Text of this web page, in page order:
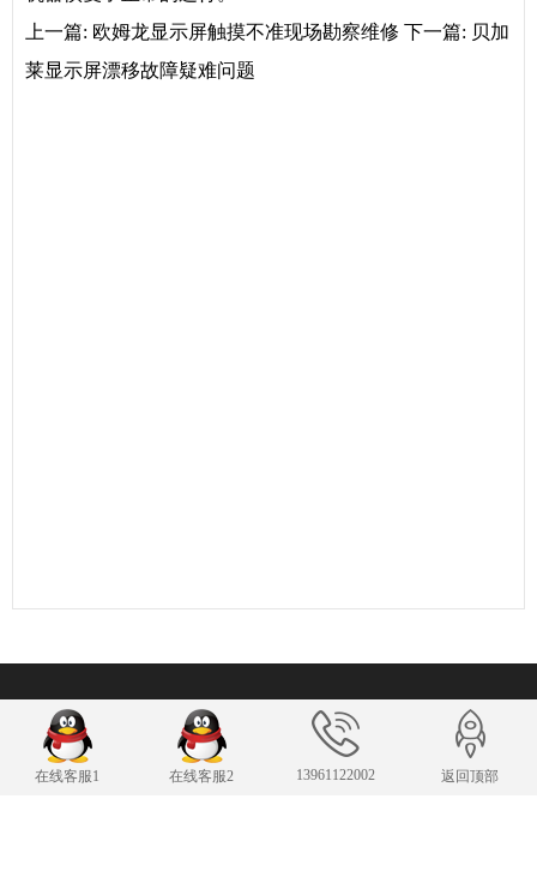
上一篇: 欧姆龙显示屏触摸不准现场勘察维修 下一篇: 贝加
莱显示屏漂移故障疑难问题
联系我们
24小时服务热线
在线客服1 在线客服2 13961122002 返回顶部